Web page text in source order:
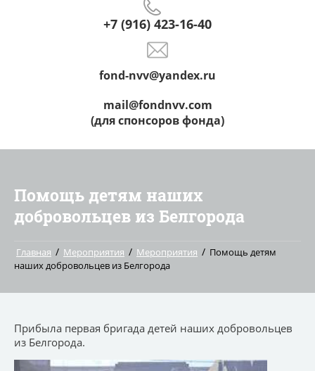
fond-nvv@yandex.ru
mail@fondnvv.com
(для спонсоров фонда)
+7 (916) 423-16-40
Помощь детям наших
добровольцев из Белгорода
Главная / Мероприятия / Мероприятия / Помощь детям
наших добровольцев из Белгорода
Прибыла первая бригада детей наших добровольцев
из Белгорода.